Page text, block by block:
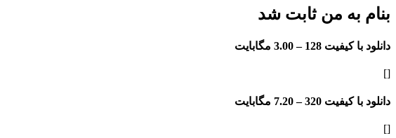
بنام به من ثابت شد
دانلود با کیفیت 128 – 3.00 مگابایت
[]
دانلود با کیفیت 320 – 7.20 مگابایت
[]